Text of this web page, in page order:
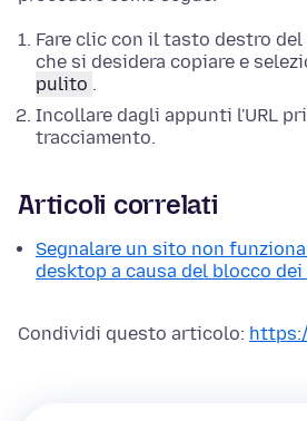
Fare clic con il tasto destro del
che si desidera copiare e
pulito .
Incollare dagli appunti l'URL
tracciamento.
Articoli correlati
Segnalare un sito non
desktop a causa del blocco
Condividi questo articolo: